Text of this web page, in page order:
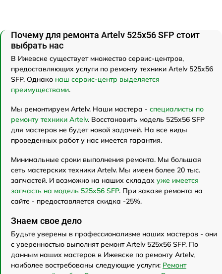
Почему для ремонта Artelv 525x56 SFP стоит
выбрать нас
В Ижевске существует множество сервис-центров,
предоставляющих услуги по ремонту техники Artelv 525x56
SFP. Однако наш сервис-центр выделяется
преимуществами.
Мы ремонтируем Artelv. Наши мастера - специалисты по
ремонту техники Artelv. Восстановить модель 525x56 SFP
для мастеров не будет новой задачей. На все виды
проведенных работ у нас имеется гарантия.
Минимальные сроки выполнения ремонта. Мы большая
сеть мастерских техники Artelv. Мы имеем более 20 тыс.
запчастей. И возможно на наших складах уже имеется
запчасть на модель 525x56 SFP. При заказе ремонта на
сайте - предоставляется скидка -25%.
Знаем свое дело
Будьте уверены в профессионализме наших мастеров - они
с уверенностью выполнят ремонт Artelv 525x56 SFP. По
данным наших мастеров в Ижевске по ремонту Artelv,
наиболее востребованы следующие услуги: Ремонт